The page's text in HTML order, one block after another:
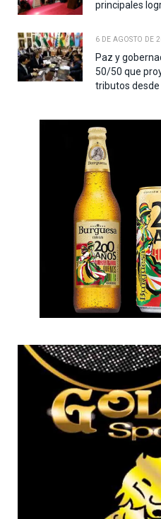
principales
6 DE AGOSTO DE
Paz y
50/50 que
tributos